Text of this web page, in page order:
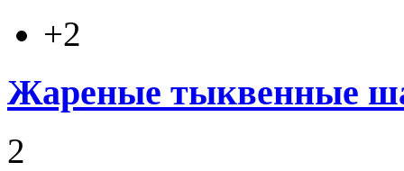
+2
Жареные тыквенные
2